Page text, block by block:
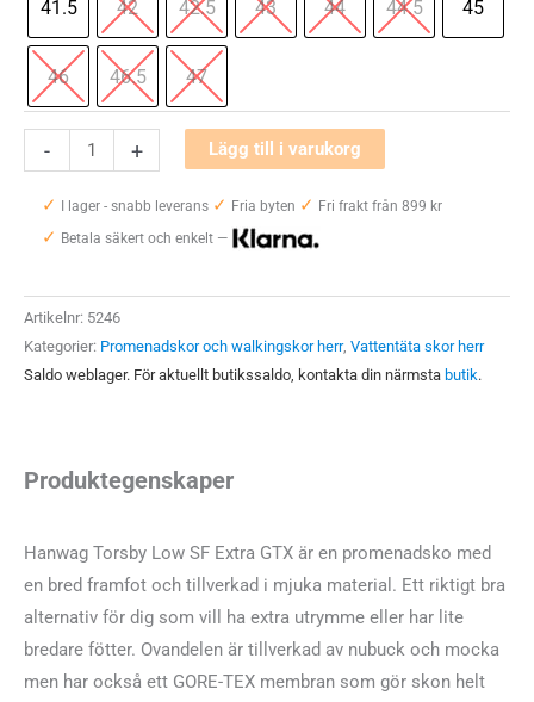
41.5 42 42.5 43 44 44.5 45
46 46.5 47
-
Torsby
Low
Herr
mängd
+ Lägg till i varukorg
✓ I lager - snabb leverans ✓ Fria byten ✓ Fri frakt från 899 kr
✓ Betala säkert och enkelt —
Artikelnr: 5246
Kategorier: Promenadskor och walkingskor herr, Vattentäta skor herr
Saldo weblager. För aktuellt butikssaldo, kontakta din närmsta butik.
Produktegenskaper
Hanwag Torsby Low SF Extra GTX är en promenadsko med
en bred framfot och tillverkad i mjuka material. Ett riktigt bra
alternativ för dig som vill ha extra utrymme eller har lite
bredare fötter. Ovandelen är tillverkad av nubuck och mocka
men har också ett GORE-TEX membran som gör skon helt